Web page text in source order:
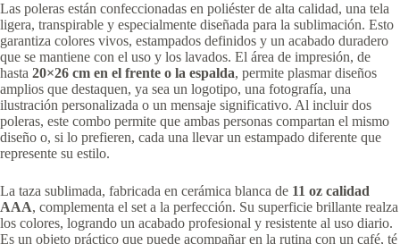
Las poleras están confeccionadas en poliéster de alta calidad, una tela
ligera, transpirable y especialmente diseñada para la sublimación. Esto
garantiza colores vivos, estampados definidos y un acabado duradero
que se mantiene con el uso y los lavados. El área de impresión, de
hasta 20×26 cm en el frente o la espalda, permite plasmar diseños
amplios que destaquen, ya sea un logotipo, una fotografía, una
ilustración personalizada o un mensaje significativo. Al incluir dos
poleras, este combo permite que ambas personas compartan el mismo
diseño o, si lo prefieren, cada una llevar un estampado diferente que
represente su estilo.
La taza sublimada, fabricada en cerámica blanca de 11 oz calidad
AAA, complementa el set a la perfección. Su superficie brillante realza
los colores, logrando un acabado profesional y resistente al uso diario.
Es un objeto práctico que puede acompañar en la rutina con un café, té